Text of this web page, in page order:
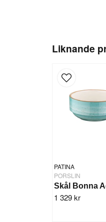
Liknande
PATINA
PORSLIN
1 329 kr